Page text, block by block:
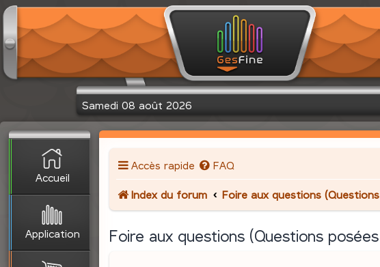
Samedi 08 août 2026
Accueil
Application
Accès rapide FAQ
Index du forum Foire aux questions
Foire aux questions (Questions